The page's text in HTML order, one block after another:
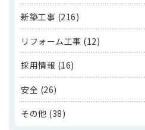
新築工事 (216)
リフォーム工事 (12)
採用情報 (16)
安全 (26)
その他 (38)